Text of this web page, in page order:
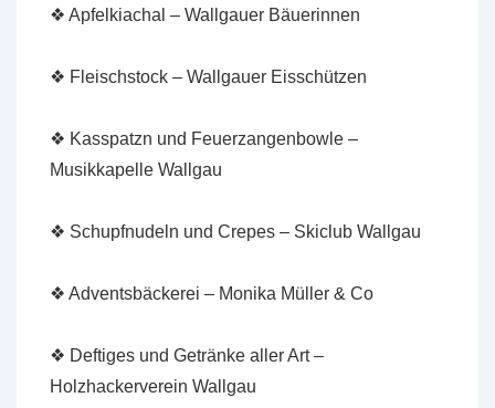
❖ Apfelkiachal – Wallgauer Bäuerinnen
❖ Fleischstock – Wallgauer Eisschützen
❖ Kasspatzn und Feuerzangenbowle –
Musikkapelle Wallgau
❖ Schupfnudeln und Crepes – Skiclub Wallgau
❖ Adventsbäckerei – Monika Müller & Co
❖ Deftiges und Getränke aller Art –
Holzhackerverein Wallgau